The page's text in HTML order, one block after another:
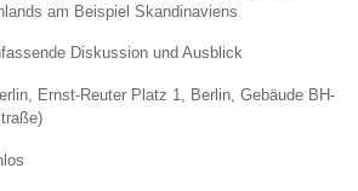
am Beispiel Skandinaviens
Diskussion und Ausblick
Ernst-Reuter Platz 1, Berlin, Gebäude BH-